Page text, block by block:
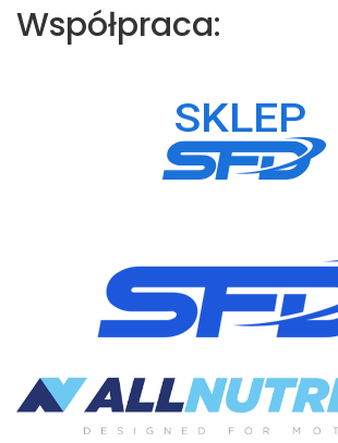
Współpraca: